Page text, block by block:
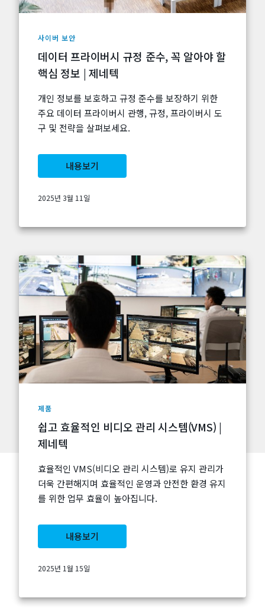
사이버 보안
데이터 프라이버시 규정 준수, 꼭 알아야 할
핵심 정보 | 제네텍
개인 정보를 보호하고 규정 준수를 보장하기 위한
주요 데이터 프라이버시 관행, 규정, 프라이버시 도
구 및 전략을 살펴보세요.
내용보기
2025년 3월 11일
제품
쉽고 효율적인 비디오 관리 시스템(VMS) |
제네텍
효율적인 VMS(비디오 관리 시스템)로 유지 관리가
더욱 간편해지며 효율적인 운영과 안전한 환경 유지
를 위한 업무 효율이 높아집니다.
내용보기
2025년 1월 15일